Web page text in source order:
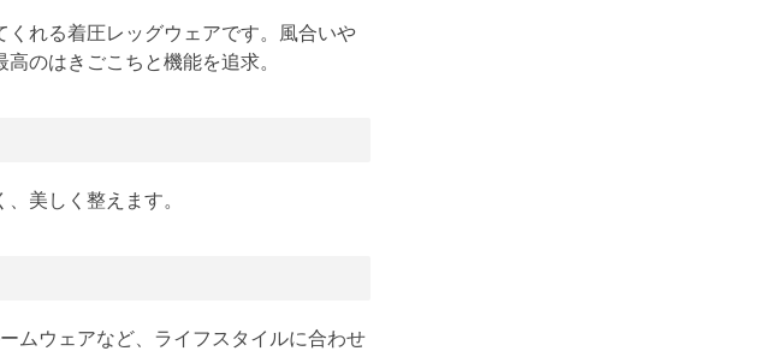
れる着圧レッグウェアです。風合いや
のはきごこちと機能を追求。
美しく整えます。
ムウェアなど、ライフスタイルに合わせ